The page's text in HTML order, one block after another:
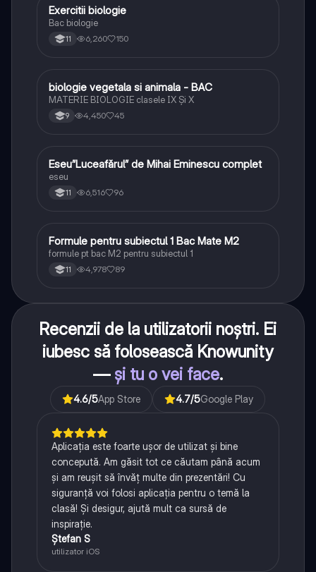
Biologie
Exercitii biologie
Bac biologie
11 6,260 150
Biologie
biologie vegetala si animala - BAC
MATERIE BIOLOGIE clasele IX Şi X
9 4,450 45
Limba și literatura română
Eseu”Luceafărul” de Mihai Eminescu complet
eseu
11 6,516 96
Matematică
Formule pentru subiectul 1 Bac Mate M2
formule pt bac M2 pentru subiectul 1
11 4,978 89
Recenzii de la utilizatorii noștri. Ei
iubesc să folosească Knowunity
— și tu o vei face.
4.6/5App Store 4.7/5Google Play
Aplicația este foarte ușor de utilizat și bine
concepută. Am găsit tot ce căutam până acum
și am reușit să învăț multe din prezentări! Cu
siguranță voi folosi aplicația pentru o temă la
clasă! Și desigur, ajută mult ca sursă de
inspirație.
Ștefan S
utilizator iOS